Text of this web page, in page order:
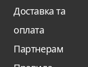
Доставка та
оплата
Партнерам